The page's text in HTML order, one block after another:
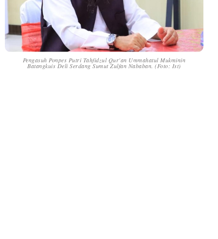
Pengasuh Ponpes Putri Tahfidzul Qur'an Ummahatul Mukminin
Batangkuis Deli Serdang Sumut Zulfan Nababan. (Foto: Ist)